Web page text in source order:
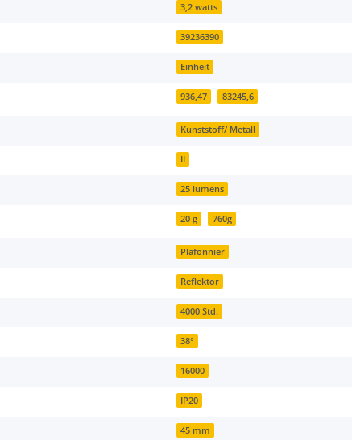
3,2 watts
39236390
Einheit
936,47 83245,6
Kunststoff/ Metall
II
25 lumens
20 g 760g
Plafonnier
Reflektor
4000 Std.
38°
16000
IP20
45 mm